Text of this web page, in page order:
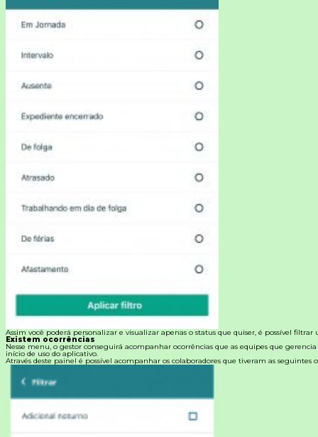
Assim você poderá personalizar e visualizar apenas o status que quiser, é possível filtrar
Existem ocorrências
Nesse menu, o gestor conseguirá acompanhar ocorrências que as equipes que
início de uso do aplicativo.
Através deste painel é possível acompanhar os colaboradores que tiveram as seguintes